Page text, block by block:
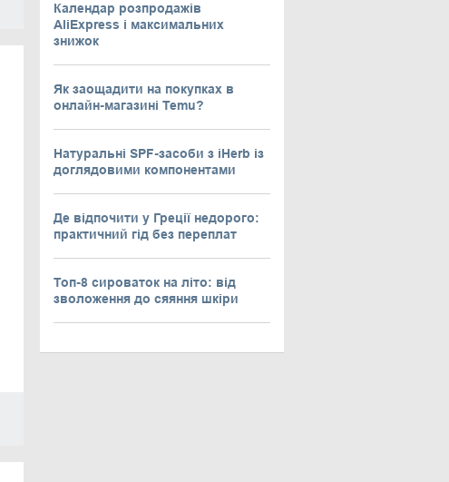
Календар розпродажів
AliExpress і максимальних
знижок
Як заощадити на покупках в
онлайн-магазині Temu?
Натуральні SPF-засоби з iHerb із
доглядовими компонентами
Де відпочити у Греції недорого:
практичний гід без переплат
Топ-8 сироваток на літо: від
зволоження до сяяння шкіри